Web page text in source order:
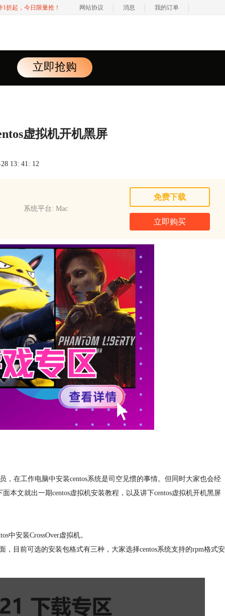
折起，今日限量抢！ 网站协议 消息 我的订单
立即抢购
虚拟机开机黑屏
13: 41: 12
系统平台: Mac
免费下载
立即购买
在工作电脑中安装centos系统是司空见惯的事情。但同时大家也会经
本文就出一期centos虚拟机安装教程，以及讲下centos虚拟机开机黑屏
中安装CrossOver虚拟机。
，目前可选的安装包格式有三种，大家选择centos系统支持的rpm格式安